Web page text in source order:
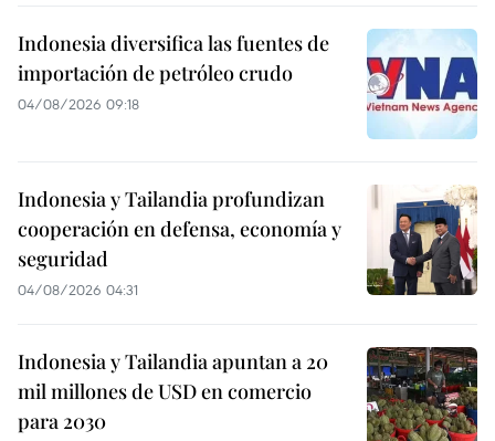
Indonesia diversifica las fuentes de
importación de petróleo crudo
04/08/2026 09:18
Indonesia y Tailandia profundizan
cooperación en defensa, economía y
seguridad
04/08/2026 04:31
Indonesia y Tailandia apuntan a 20
mil millones de USD en comercio
para 2030